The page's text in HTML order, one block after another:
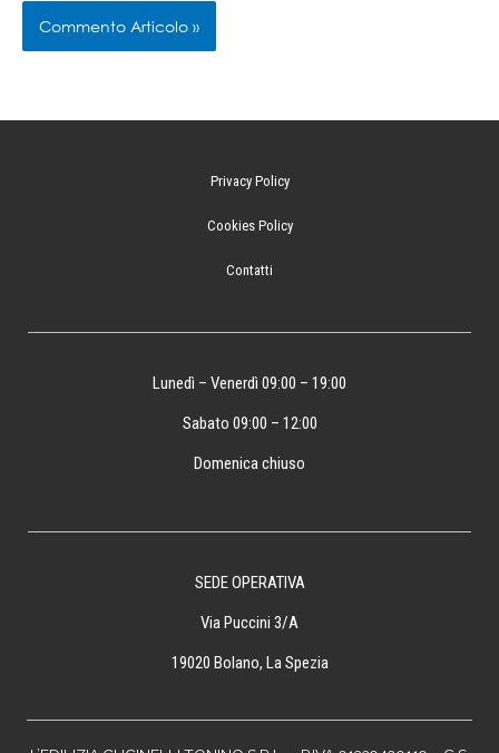
Privacy Policy
Cookies Policy
Contatti
Lunedì – Venerdì 09:00 – 19:00
Sabato 09:00 – 12:00
Domenica chiuso
SEDE OPERATIVA
Via Puccini 3/A
19020 Bolano, La Spezia